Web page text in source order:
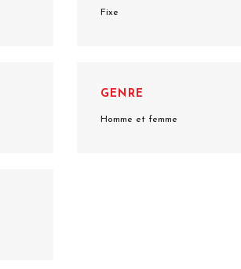
Fixe
GENRE
Homme et femme